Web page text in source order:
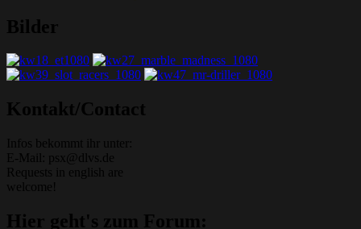
Bilder
Kontakt/Contact
Infos bekommt ihr unter:
E-Mail: psx@dlvs.de
Requests in english are
welcome!
Hier geht's zum Forum: